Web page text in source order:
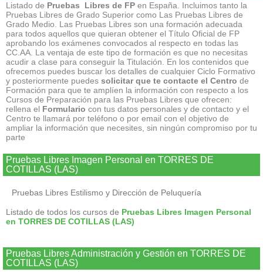
Listado de Pruebas Libres de FP en España. Incluimos tanto la
Pruebas Libres de Grado Superior como Las Pruebas Libres de
Grado Medio. Las Pruebas Libres son una formación adecuada
para todos aquellos que quieran obtener el Título Oficial de FP
aprobando los exámenes convocados al respecto en todas las
CC.AA. La ventaja de este tipo de formación es que no necesitas
acudir a clase para conseguir la Titulación. En los contenidos que
ofrecemos puedes buscar los detalles de cualquier Ciclo Formativo
y posteriormente puedes solicitar que te contacte el Centro de
Formación para que te amplíen la información con respecto a los
Cursos de Preparación para las Pruebas Libres que ofrecen:
rellena el Formulario con tus datos personales y de contacto y el
Centro te llamará por teléfono o por email con el objetivo de
ampliar la información que necesites, sin ningún compromiso por tu
parte
Pruebas Libres Imagen Personal en TORRES DE
COTILLAS (LAS)
Pruebas Libres Estilismo y Dirección de Peluquería
Listado de todos los cursos de Pruebas Libres Imagen Personal
en TORRES DE COTILLAS (LAS)
Pruebas Libres Administración y Gestión en TORRES DE
COTILLAS (LAS)